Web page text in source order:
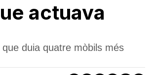
actuava
duia quatre mòbils més